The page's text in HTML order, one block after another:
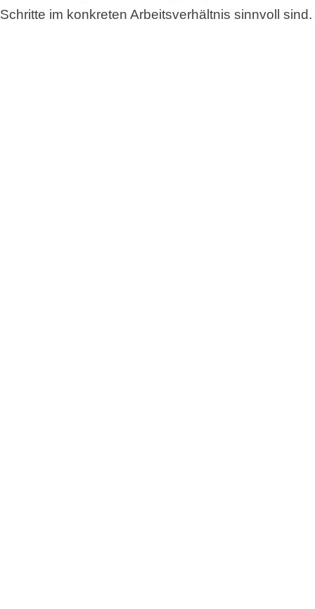
Schritte im konkreten Arbeitsverhältnis sinnvoll sind.